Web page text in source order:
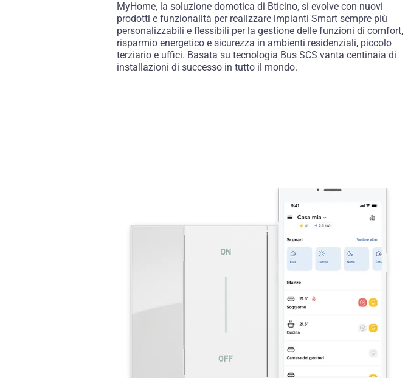
MyHome, la soluzione domotica di Bticino, si evolve con nuovi
prodotti e funzionalità per realizzare impianti Smart sempre più
personalizzabili e flessibili per la gestione delle funzioni di comfort,
risparmio energetico e sicurezza in ambienti residenziali, piccolo
terziario e uffici. Basata su tecnologia Bus SCS vanta centinaia di
installazioni di successo in tutto il mondo.